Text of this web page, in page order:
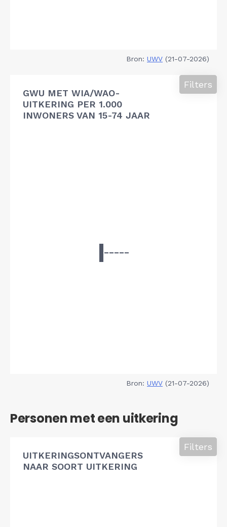
Bron: UWV (21-07-2026)
GWU MET WIA/WAO-
UITKERING PER 1.000
INWONERS VAN 15-74 JAAR
Filters
Bron: UWV (21-07-2026)
Personen met een uitkering
UITKERINGSONTVANGERS
NAAR SOORT UITKERING
Filters